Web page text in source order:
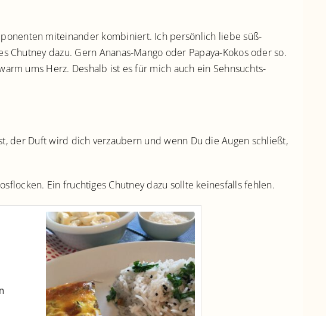
miteinander kombiniert. Ich persönlich liebe süß-
dazu. Gern Ananas-Mango oder Papaya-Kokos oder so.
ums Herz. Deshalb ist es für mich auch ein Sehnsuchts-
der Duft wird dich verzaubern und wenn Du die Augen schließt,
Ein fruchtiges Chutney dazu sollte keinesfalls fehlen.